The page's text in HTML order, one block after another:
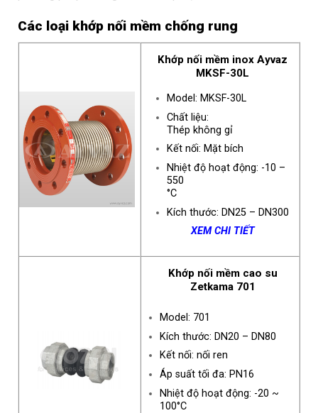
Các loại khớp nối mềm chống rung
Khớp nối mềm inox Ayvaz
MKSF-30L
Model: MKSF-30L
Chất liệu:
Thép không gỉ
Kết nối: Mặt bích
Nhiệt độ hoạt động: -10 –
550
°C
Kích thước: DN25 – DN300
XEM CHI TIẾT
Khớp nối mềm cao su
Zetkama 701
Model: 701
Kích thước: DN20 – DN80
Kết nối: nối ren
Áp suất tối đa: PN16
Nhiệt độ hoạt động: -20 ~
100°C